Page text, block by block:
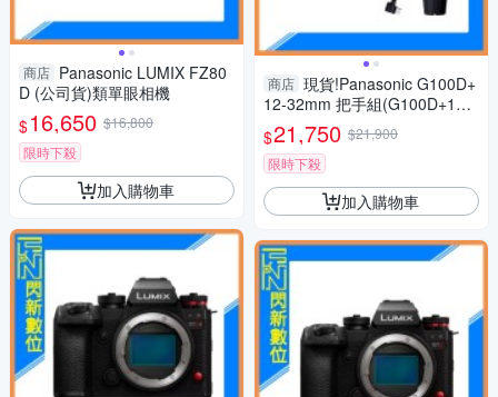
商店 Panasonic LUMIX FZ80
D (公司貨)類單眼相機
$16,650 $16,800
限時下殺
加入購物車
商店 現貨!Panasonic G100D+
12-32mm 把手組(G100D+123
2+SHGR2，公司貨)G100
$21,750 $21,900
限時下殺
加入購物車